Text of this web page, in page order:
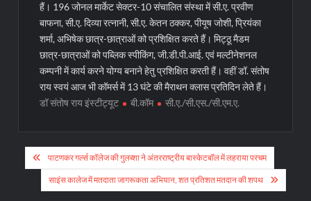
हैं। 196 जोनल मार्केट सेक्टर-10 संचालित संस्था में सी.ए. प्रवीण
बाफना, सी.ए. दिव्या रत्नानी, सी.ए. केतन ठक्कर, पीयूष जोशी, प्रियंका
शर्मा, अभिषेक छात्र-छात्राओं को प्रशिक्षित करते हैं। मिट्ठू मैडम
छात्र-छात्राओं को पब्लिक स्पीकिंग, जी.डी.पी.आई. एवं मल्टीनेशनल
कम्पनी में कार्य करने योग्य बनाने हेतु प्रशिक्षित करती हैं। वहीं डॉ. संतोष
राय स्वयं आज भी कॉमर्स में 13 घंटे की मैराथन क्लास प्रतिदिन लेते हैं।
डॉ संतोष राय इंस्टीट्यूट
बी.कॉम सी.ए./सी.एस./सी.एम.ए.
Post
navigation
पाटणकर गर्ल्स कॉलेज की गुलब्शा ने अंतरराष्ट्रीय बास्केटबॉल में लहराया परचम
साइंस कालेज में मतदाता जागरूकता अभियान, शत प्रतिशत मतदान की शपथ